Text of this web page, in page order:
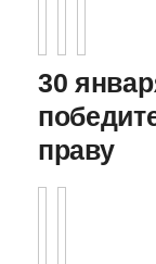
30
праву